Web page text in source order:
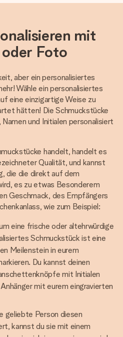
mit
Foto
aber ein personalisiertes
Wähle ein personalisiertes
eine einzigartige Weise zu
hätten! Die Schmuckstücke
und Initialen personalisiert
handelt, handelt es
Qualität, und kannst
die die direkt auf dem
es zu etwas Besonderem
Geschmack, des Empfängers
wie zum Beispiel:
eine frische oder altehrwürdige
Schmuckstück ist eine
Meilenstein in eurem
Du kannst deinen
mit Initialen
mit eurem eingravierten
geliebte Person diesen
kannst du sie mit einem